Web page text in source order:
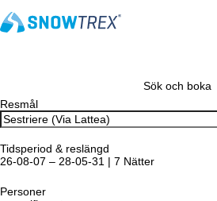
Sök och boka
Resmål
Tidsperiod & reslängd
26-08-07 – 28-05-31 | 7 Nätter
Personer